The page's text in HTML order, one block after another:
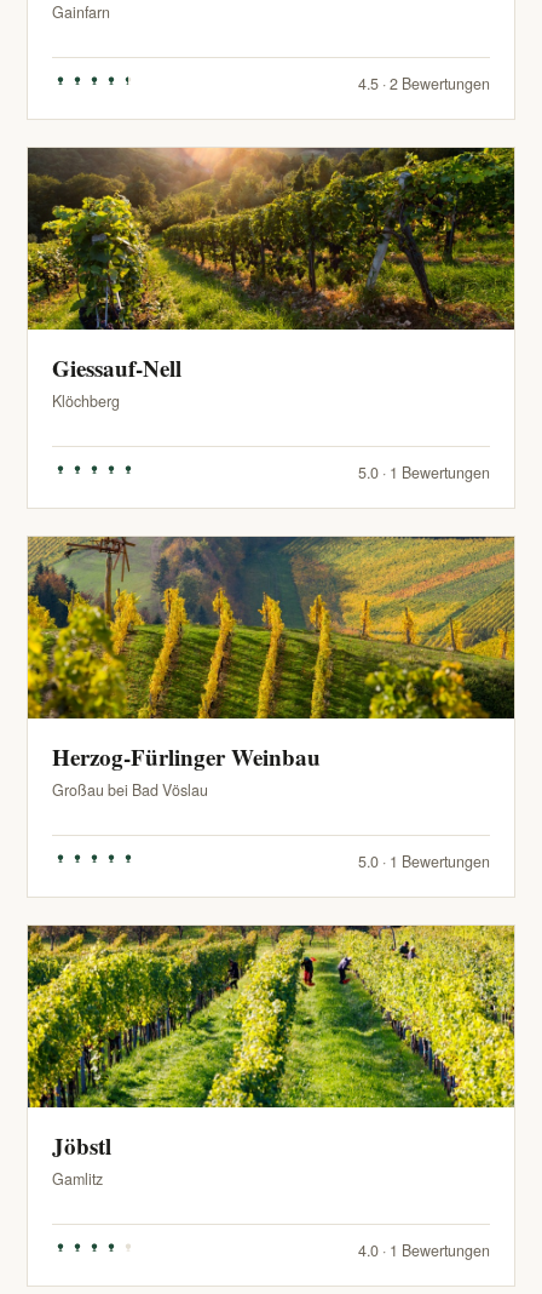
Gainfarn
4.5 · 2 Bewertungen
Giessauf-Nell
Klöchberg
5.0 · 1 Bewertungen
Herzog-Fürlinger Weinbau
Großau bei Bad Vöslau
5.0 · 1 Bewertungen
Jöbstl
Gamlitz
4.0 · 1 Bewertungen